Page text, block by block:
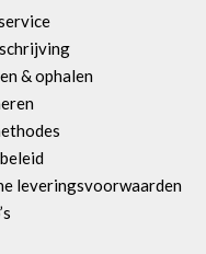
& ophalen
leveringsvoorwaarden